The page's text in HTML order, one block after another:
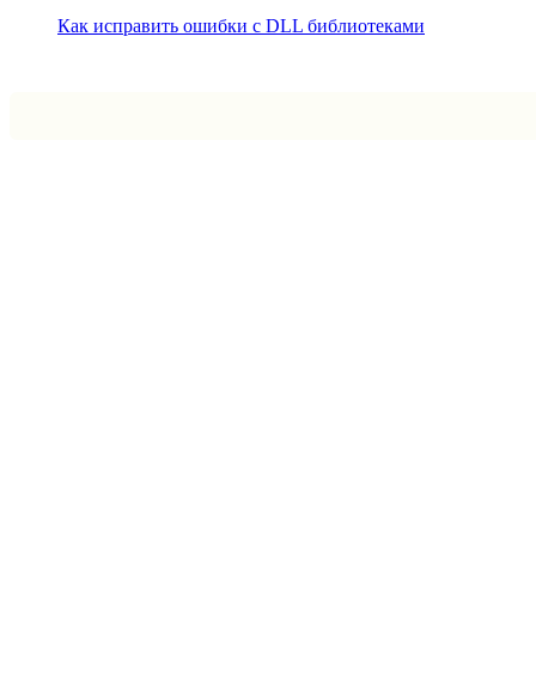
Как исправить ошибки с DLL библиотеками